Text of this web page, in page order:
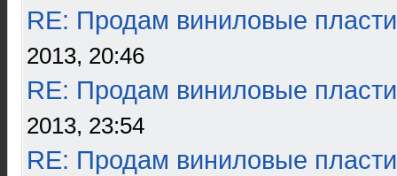
RE: Продам виниловые
2013, 20:46
RE: Продам виниловые
2013, 23:54
RE: Продам виниловые